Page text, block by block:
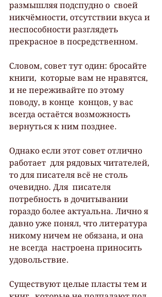
размышляя подспудно о  своей
никчёмности, отсутствии вкуса и
неспособности разглядеть
прекрасное в посредственном.
Словом, совет тут один: бросайте
книги,  которые вам не нравятся,
и не переживайте по этому
поводу, в конце  концов, у вас
всегда остаётся возможность
вернуться к ним позднее.
Однако если этот совет отлично
работает  для рядовых читателей,
то для писателя всё не столь
очевидно. Для  писателя
потребность в дочитывании
гораздо более актуальна. Лично я
давно уже понял, что литература
никому ничем не обязана, и она
не всегда  настроена приносить
удовольствие.
Существуют целые пласты тем и